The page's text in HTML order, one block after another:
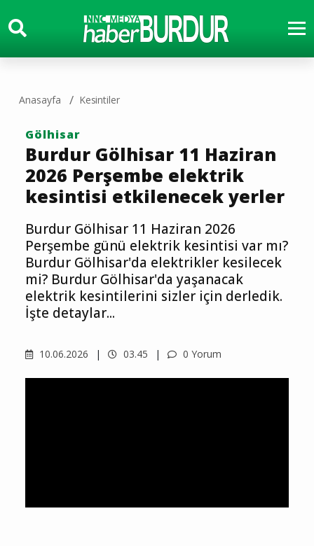
Anasayfa Kesintiler
Gölhisar
Burdur Gölhisar 11 Haziran
2026 Perşembe elektrik
kesintisi etkilenecek yerler
Burdur Gölhisar 11 Haziran 2026
Perşembe günü elektrik kesintisi var mı?
Burdur Gölhisar'da elektrikler kesilecek
mi? Burdur Gölhisar'da yaşanacak
elektrik kesintilerini sizler için derledik.
İşte detaylar...
10.06.2026 03.45 0 Yorum